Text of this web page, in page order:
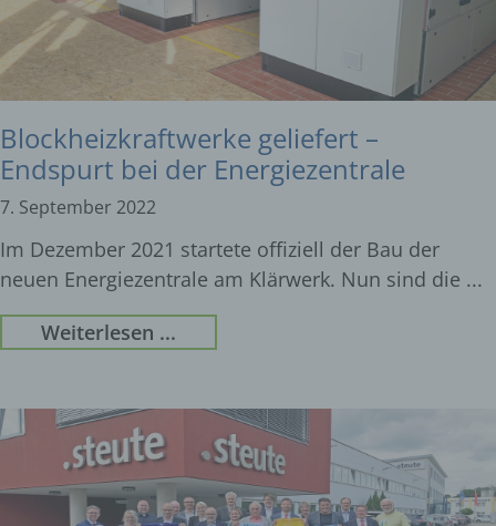
Blockheizkraftwerke geliefert –
Endspurt bei der Energiezentrale
7. September 2022
Im Dezember 2021 startete offiziell der Bau der
neuen Energiezentrale am Klärwerk. Nun sind die
Weiterlesen ...